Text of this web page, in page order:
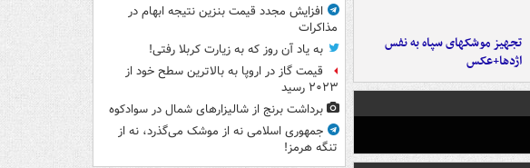
تجهیز موشکهای سپاه به نفس
اژدها+عکس
افزایش مجدد قیمت بنزین نتیجه ابهام در
مذاکرات
به یاد آن روز که به زیارت کربلا رفتی!
قیمت گاز در اروپا به بالاترین سطح خود از
۲۰۲۳ رسید
برداشت برنج از شالیزارهای شمال در سوادکوه
جمهوری اسلامی نه از موشک می‌گذرد، نه از
تنگه هرمز!